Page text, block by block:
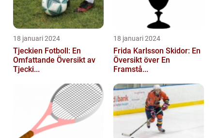
18 januari 2024
Tjeckien Fotboll: En
Omfattande Översikt av
Tjecki...
18 januari 2024
Frida Karlsson Skidor: En
Översikt över En
Framstå...